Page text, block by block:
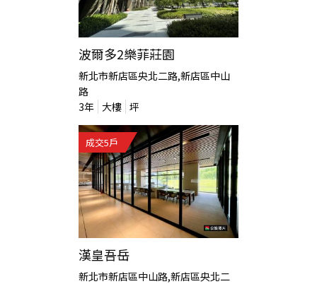
波爾多2樂菲莊園
新北市新店區央北二路,新店區中山
路
3年 大樓 坪
成交5戶
漢皇吾岳
新北市新店區中山路,新店區央北二